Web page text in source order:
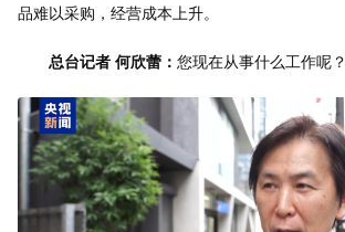
品难以采购，经营成本上升。
总台记者 何欣蕾： 您现在从事什么工作呢？